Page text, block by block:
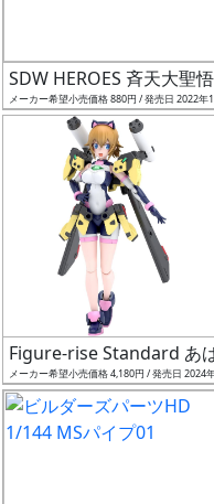
割
引
SDW HEROES 斉天大聖
メーカー希望小売価格 880円 / 発売日 2022年
Figure-rise Standard あ
メーカー希望小売価格 4,180円 / 発売日 2024